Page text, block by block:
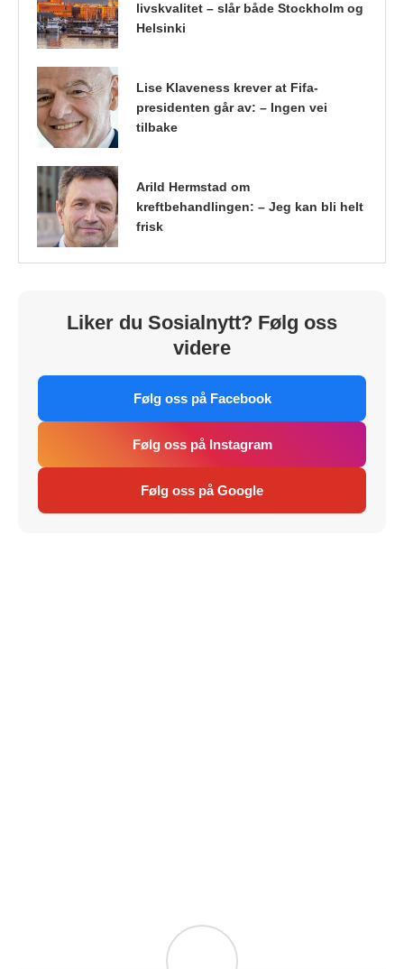
livskvalitet – slår både Stockholm og
Helsinki
Lise Klaveness krever at Fifa-
presidenten går av: – Ingen vei
tilbake
Arild Hermstad om
kreftbehandlingen: – Jeg kan bli helt
frisk
Liker du Sosialnytt? Følg oss
videre
Følg oss på Facebook
Følg oss på Instagram
Følg oss på Google